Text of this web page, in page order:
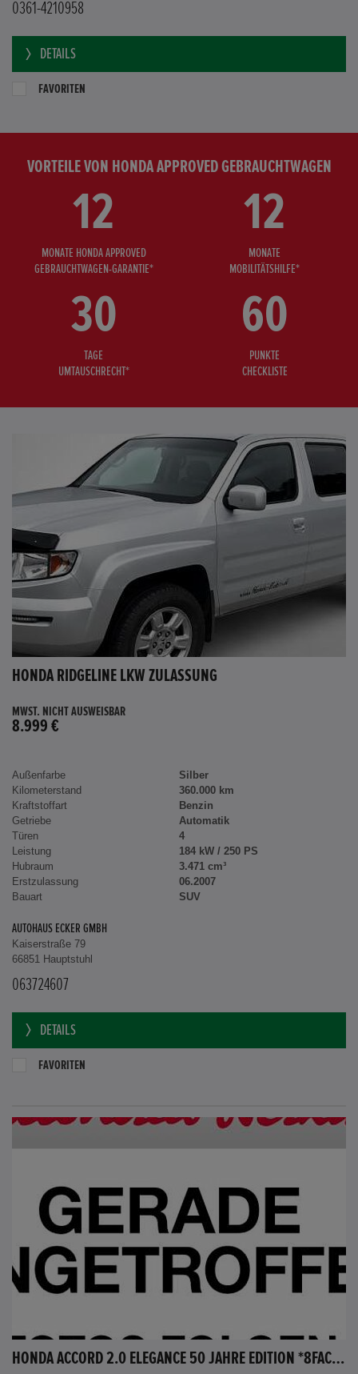
0361-4210958
DETAILS
FAVORITEN
VORTEILE VON HONDA APPROVED GEBRAUCHTWAGEN
12
MONATE HONDA APPROVED
GEBRAUCHTWAGEN-GARANTIE*
12
MONATE
MOBILITÄTSHILFE*
30
TAGE
UMTAUSCHRECHT*
60
PUNKTE
CHECKLISTE
HONDA RIDGELINE LKW ZULASSUNG
MWST. NICHT AUSWEISBAR
8.999 €
Außenfarbe
Silber
Kilometerstand
360.000 km
Kraftstoffart
Benzin
Getriebe
Automatik
Türen
4
Leistung
184 kW / 250 PS
Hubraum
3.471 cm³
Erstzulassung
06.2007
Bauart
SUV
AUTOHAUS ECKER GMBH
Kaiserstraße 79
66851 Hauptstuhl
063724607
DETAILS
FAVORITEN
HONDA ACCORD 2.0 ELEGANCE 50 JAHRE EDITION *8FACH BEREIFT*